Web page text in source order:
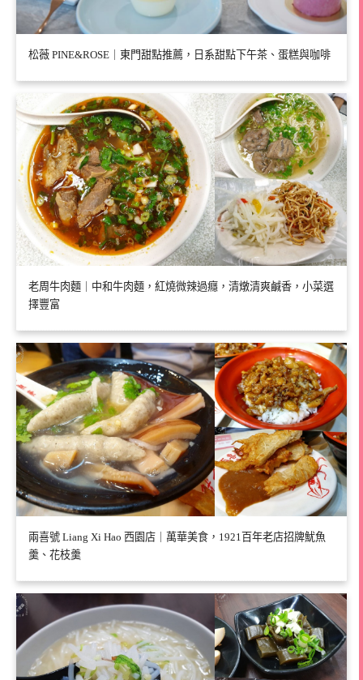
松薇 PINE&ROSE｜東門甜點推薦，日系甜點下午茶、蛋糕與咖啡
老周牛肉麵｜中和牛肉麵，紅燒微辣過癮，清燉清爽鹹香，小菜選
擇豐富
兩喜號 Liang Xi Hao 西園店｜萬華美食，1921百年老店招牌魷魚
羹、花枝羹